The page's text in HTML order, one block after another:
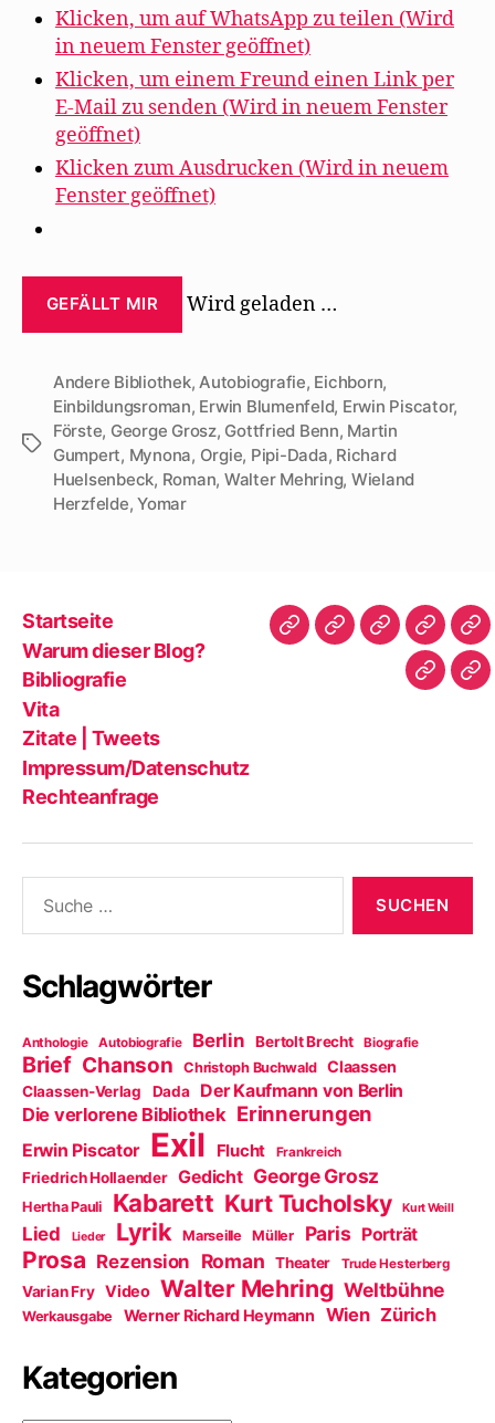
Klicken, um auf WhatsApp zu teilen (Wird
in neuem Fenster geöffnet)
Klicken, um einem Freund einen Link per
E-Mail zu senden (Wird in neuem Fenster
geöffnet)
Klicken zum Ausdrucken (Wird in neuem
Fenster geöffnet)
GEFÄLLT MIR Wird geladen …
Schlagwörter
Andere Bibliothek, Autobiografie, Eichborn,
Einbildungsroman, Erwin Blumenfeld, Erwin Piscator,
Förste, George Grosz, Gottfried Benn, Martin
Gumpert, Mynona, Orgie, Pipi-Dada, Richard
Huelsenbeck, Roman, Walter Mehring, Wieland
Herzfelde,Yomar
Startseite
Warum dieser Blog?
Bibliografie
Vita
Zitate | Tweets
Impressum/Datenschutz
Rechteanfrage
Startseite
WarumBibliografie
Vita
|
nach:
Schlagwörter
Anthologie Autobiografie Berlin Bertolt Brecht Biografie
Brief Chanson Christoph Buchwald Claassen
Claassen-Verlag Dada Der Kaufmann von Berlin
Die verlorene Bibliothek Erinnerungen
Erwin Piscator Exil Flucht Frankreich
Friedrich Hollaender Gedicht George Grosz
Hertha Pauli Kabarett Kurt Tucholsky Kurt Weill
Lied Lieder Lyrik Marseille Müller Paris Porträt
Prosa Rezension Roman Theater Trude Hesterberg
Varian Fry Video Walter Mehring Weltbühne
Werkausgabe Werner Richard Heymann Wien Zürich
Kategorien